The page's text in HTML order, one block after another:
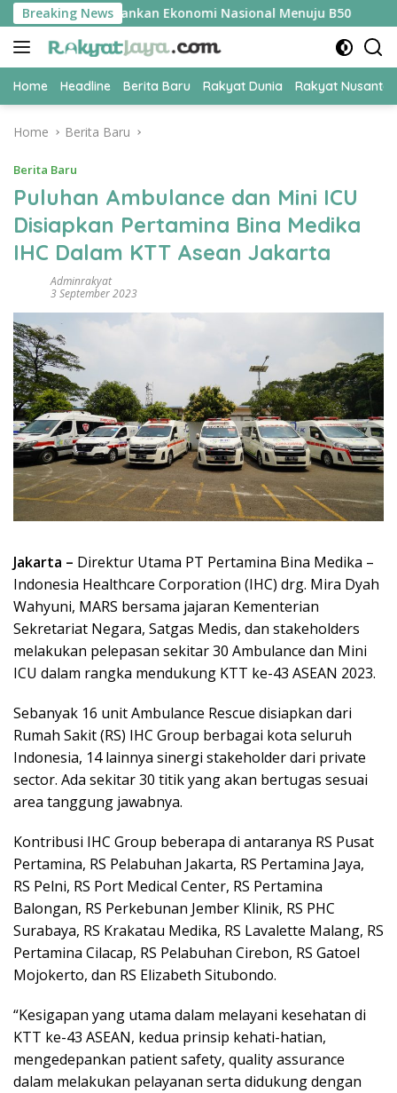
Skip
to
content
Breaking News
Kunci Amankan Ekonomi Nasional Menuju B50
Home Headline Berita Baru Rakyat Dunia Rakyat
Home Berita Baru
Berita Baru
Puluhan Ambulance dan Mini ICU
Disiapkan Pertamina Bina Medika
IHC Dalam KTT Asean Jakarta
Adminrakyat
3 September 2023
Jakarta – Direktur Utama PT Pertamina Bina Medika –
Indonesia Healthcare Corporation (IHC) drg. Mira Dyah
Wahyuni, MARS bersama jajaran Kementerian
Sekretariat Negara, Satgas Medis, dan stakeholders
melakukan pelepasan sekitar 30 Ambulance dan Mini
ICU dalam rangka mendukung KTT ke-43 ASEAN 2023.
Sebanyak 16 unit Ambulance Rescue disiapkan dari
Rumah Sakit (RS) IHC Group berbagai kota seluruh
Indonesia, 14 lainnya sinergi stakeholder dari private
sector. Ada sekitar 30 titik yang akan bertugas sesuai
area tanggung jawabnya.
Kontribusi IHC Group beberapa di antaranya RS Pusat
Pertamina, RS Pelabuhan Jakarta, RS Pertamina Jaya,
RS Pelni, RS Port Medical Center, RS Pertamina
Balongan, RS Perkebunan Jember Klinik, RS PHC
Surabaya, RS Krakatau Medika, RS Lavalette Malang, RS
Pertamina Cilacap, RS Pelabuhan Cirebon, RS Gatoel
Mojokerto, dan RS Elizabeth Situbondo.
“Kesigapan yang utama dalam melayani kesehatan di
KTT ke-43 ASEAN, kedua prinsip kehati-hatian,
mengedepankan patient safety, quality assurance
dalam melakukan pelayanan serta didukung dengan